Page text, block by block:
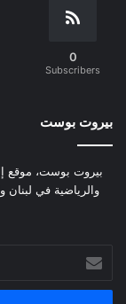
0
Subscribers
بيروت بوست
بيروت بوست، موقع
والرياضية في لبنان
بريدك
الإلكتروني